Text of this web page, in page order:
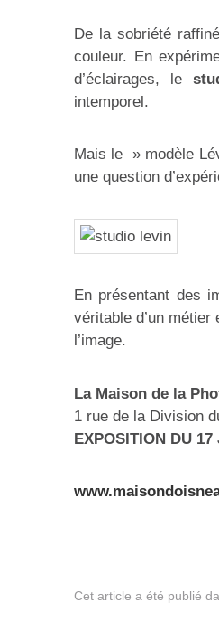
De la sobriété
couleur. En
d’éclairages, le
intemporel.
Mais le » modèle
une question
En présentant des
véritable d’un métier
l’image.
La Maison de la
1 rue de la Division
EXPOSITION DU
Cet article a été publié